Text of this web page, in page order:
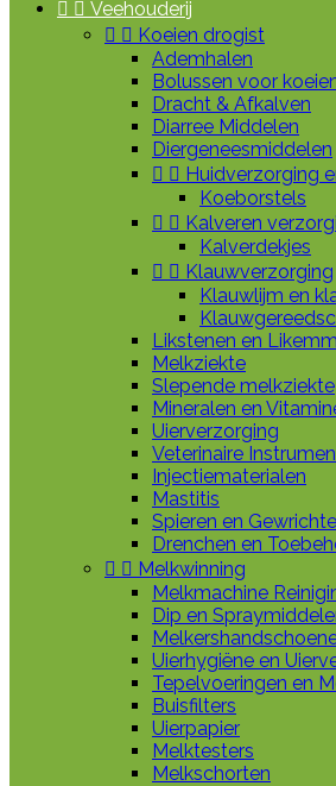
  Veehouderij
  Koeien drogist
Ademhalen
Bolussen voor
Dracht & Afkalven
Diarree Middelen
Diergeneesmiddelen
  Huidverzorging
Koeborstels
  Kalveren
Kalverdekjes
  Klauwverzorging
Klauwlijm en
Likstenen en
Melkziekte
Slepende melkziekte
Mineralen en
Uierverzorging
Veterinaire
Injectiematerialen
Mastitis
Spieren en
Drenchen en
  Melkwinning
Melkmachine
Dip en
Uierhygiëne en
Tepelvoeringen en
Buisfilters
Uierpapier
Melktesters
Melkschorten